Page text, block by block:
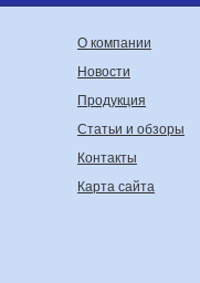
О компании
Новости
Продукция
Статьи и обзоры
Контакты
Карта сайта